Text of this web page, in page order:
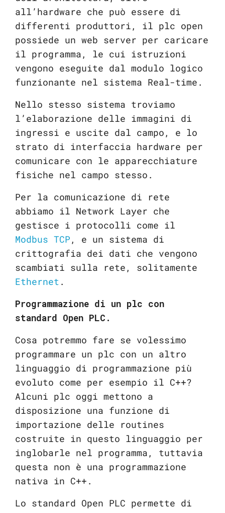
all’hardware che può essere di
differenti produttori, il plc open
possiede un web server per caricare
il programma, le cui istruzioni
vengono eseguite dal modulo logico
funzionante nel sistema Real-time.
Nello stesso sistema troviamo
l’elaborazione delle immagini di
ingressi e uscite dal campo, e lo
strato di interfaccia hardware per
comunicare con le apparecchiature
fisiche nel campo stesso.
Per la comunicazione di rete
abbiamo il Network Layer che
gestisce i protocolli come il
Modbus TCP, e un sistema di
crittografia dei dati che vengono
scambiati sulla rete, solitamente
Ethernet .
Programmazione di un plc con
standard Open PLC.
Cosa potremmo fare se volessimo
programmare un plc con un altro
linguaggio di programmazione più
evoluto come per esempio il C++?
Alcuni plc oggi mettono a
disposizione una funzione di
importazione delle routines
costruite in questo linguaggio per
inglobarle nel programma, tuttavia
questa non è una programmazione
nativa in C++.
Lo standard Open PLC permette di